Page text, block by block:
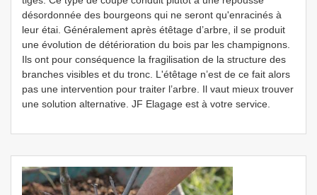
désordonnée des bourgeons qui ne seront qu'enracinés à
leur étai. Généralement après étêtage d’arbre, il se produit
une évolution de détérioration du bois par les champignons.
Ils ont pour conséquence la fragilisation de la structure des
branches visibles et du tronc. L'étêtage n’est de ce fait alors
pas une intervention pour traiter l’arbre. Il vaut mieux trouver
une solution alternative. JF Elagage est à votre service.